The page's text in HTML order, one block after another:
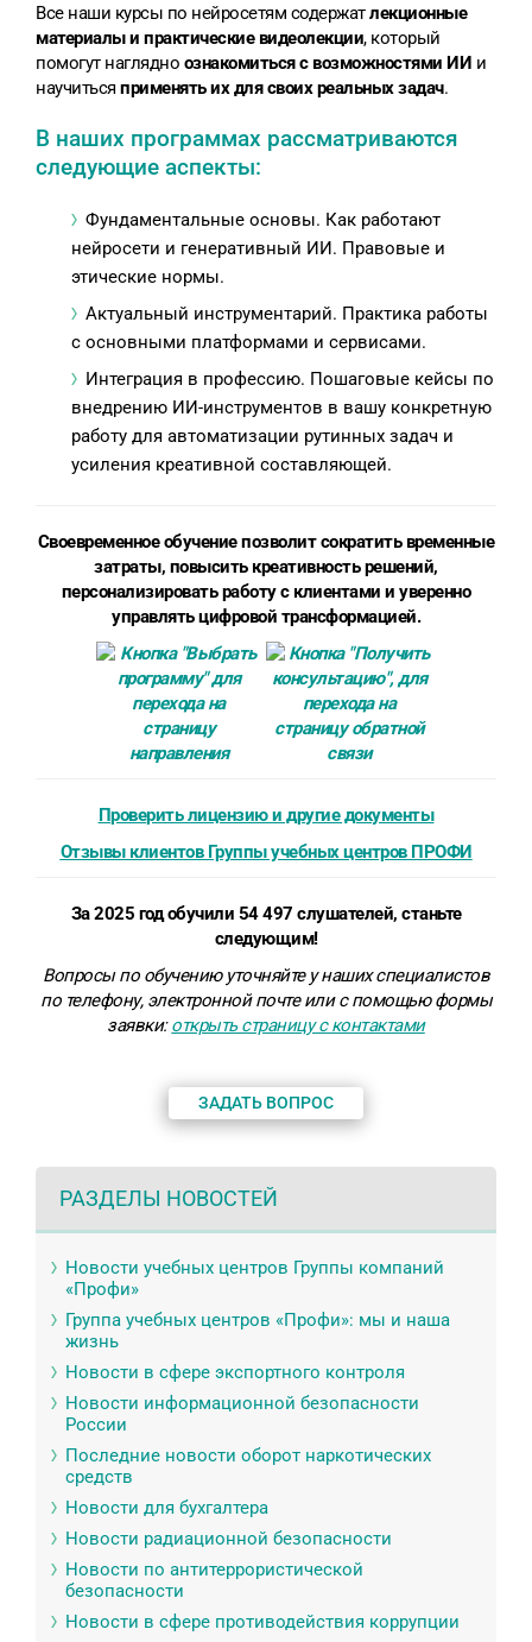
Все наши курсы по нейросетям содержатлекционные
материалы и практические видеолекции, который
помогут наглядно ознакомиться с возможностями ИИ и
научиться применять их для своих реальных задач.
В наших программах рассматриваются
следующие аспекты:
Фундаментальные основы. Как работают
нейросети и генеративный ИИ. Правовые и
этические нормы.
Актуальный инструментарий. Практика работы
с основными платформами и сервисами.
Интеграция в профессию. Пошаговые кейсы по
внедрению ИИ-инструментов в вашу конкретную
работу для автоматизации рутинных задач и
усиления креативной составляющей.
Своевременное обучение позволит сократить временные
затраты, повысить креативность решений,
персонализировать работу с клиентами и уверенно
управлять цифровой трансформацией.
Проверить лицензию и другие документы
Отзывы клиентов Группы учебных центров ПРОФИ
За 2025 год обучили 54 497 слушателей, станьте
следующим!
Вопросы по обучению уточняйте у наших специалистов
по телефону, электронной почте илис помощью формы
заявки:открыть страницу с контактами
ЗАДАТЬ ВОПРОС
РАЗДЕЛЫ НОВОСТЕЙ
Новости учебных центров Группы компаний
«Профи»
Группа учебных центров «Профи»: мы и наша
жизнь
Новости в сфере экспортного контроля
Новости информационной безопасности
России
Последние новости оборот наркотических
средств
Новости для бухгалтера
Новости радиационной безопасности
Новости по антитеррористической
безопасности
Новости в сфере противодействия коррупции